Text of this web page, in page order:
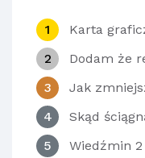
1
Karta
2
Dodam że resetowałem go pare razy
3
Jak
4
Skąd
5
Wiedźmin